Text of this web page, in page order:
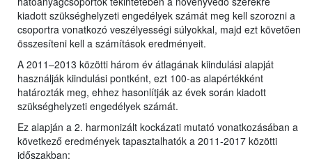
kiadott szükséghelyzeti engedélyek számát meg kell szorozni a
csoportra vonatkozó veszélyességi súlyokkal, majd ezt követően
összesíteni kell a számítások eredményeit.
A 2011–2013 közötti három év átlagának kiindulási alapját
használják kiindulási pontként, ezt 100-as alapértékként
határozták meg, ehhez hasonlítják az évek során kiadott
szükséghelyzeti engedélyek számát.
Ez alapján a 2. harmonizált kockázati mutató vonatkozásában a
következő eredmények tapasztalhatók a 2011-2017 közötti
időszakban: